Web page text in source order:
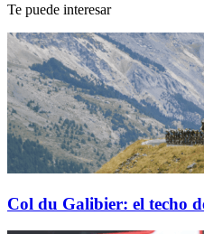
Te puede interesar
Col du Galibier: el techo